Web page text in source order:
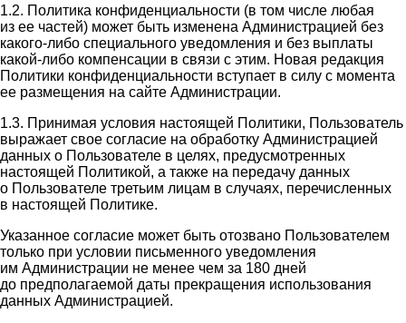
1.2. Политика конфиденциальности (в том числе любая
из ее частей) может быть изменена Администрацией без
какого-либо специального уведомления и без выплаты
какой-либо компенсации в связи с этим. Новая редакция
Политики конфиденциальности вступает в силу с момента
ее размещения на сайте Администрации.
1.3. Принимая условия настоящей Политики, Пользователь
выражает свое согласие на обработку Администрацией
данных о Пользователе в целях, предусмотренных
настоящей Политикой, а также на передачу данных
о Пользователе третьим лицам в случаях, перечисленных
в настоящей Политике.
Указанное согласие может быть отозвано Пользователем
только при условии письменного уведомления
им Администрации не менее чем за 180 дней
до предполагаемой даты прекращения использования
данных Администрацией.